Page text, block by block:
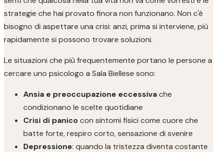
strategie che hai provato finora non funzionano. Non c'è
bisogno di aspettare una crisi: anzi, prima si interviene, più
rapidamente si possono trovare soluzioni.
Le situazioni che più frequentemente portano le persone a
cercare uno psicologo a Sala Biellese sono:
Ansia e preoccupazione eccessivache
condizionano le scelte quotidiane
Crisi di panicocon sintomi fisici come cuore che
batte forte, respiro corto, sensazione di svenire
Depressione: quando la tristezza diventa costante